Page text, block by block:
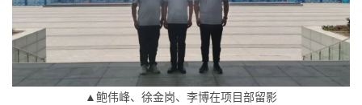
▲鲍伟峰、徐金岗、李博在项目部留影